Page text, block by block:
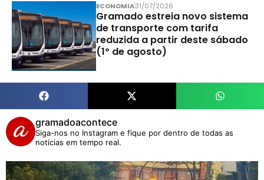
ECONOMIA31/07/2026
Gramado estreia novo sistema
de transporte com tarifa
reduzida a partir deste sábado
(1º de agosto)
gramadoacontece
Siga-nos no Instagram e fique por dentro de todas as
notícias em tempo real.